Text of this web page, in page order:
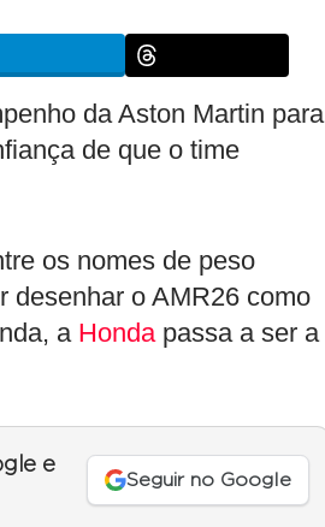
da Aston Martin para
de que o time
os nomes de peso
desenhar o AMR26 como
a Hondapassa a ser a
e
Seguir no Google